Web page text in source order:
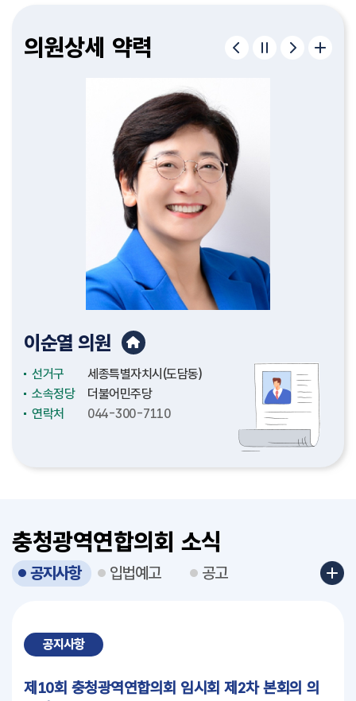
구형서 의원
선거구
충청남도(천안시4)
소속정당
더불어민주당
연락처
041-635-5334
김종욱 의원
선거구
충청남도(논산시2)
소속정당
더불어민주당
연락처
041-635-5156
이병하 의원
선거구
충청남도(천안시2)
소속정당
더불어민주당
연락처
041-635-5226
편삼범 의원
선거구
충청남도(보령시2)
소속정당
국민의힘
연락처
041-635-5327
허철의원
선거구
충청북도(청주시3)
소속정당
더불어민주당
연락처
043-220-5076
정재우 의원
선거구
충청북도(청주시12)
소속정당
더불어민주당
연락처
043-201-5097
김종필 의원
선거구
충청북도(충주시4)
소속정당
국민의힘
연락처
043-220-5133
조중근 의원
선거구
충청북도(충주시3)
소속정당
더불어민주당
연락처
043-220-5142
유인호 의원
선거구
세종특별자치시(보람동)
소속정당
더불어민주당
연락처
044-300-7010
이순열 의원
선거구
세종특별자치시(도담동)
소속정당
더불어민주당
연락처
044-300-7110
윤성규 의원
선거구
세종특별자치시(조치원읍2)
소속정당
더불어민주당
연락처
044-300-7182
김명숙 의원
선거구
세종특별자치시(비례대표)
소속정당
더불어민주당
연락처
044-300-7174
고제열 의원
선거구
대전광역시(중구3)
소속정당
더불어민주당
연락처
042-270-5034
서다운 의원
선거구
대전광역시(서구4)
소속정당
더불어민주당
연락처
042-270-5032
김기흥 의원
선거구
대전광역시(대덕구1)
소속정당
더불어민주당
연락처
042-270-5044
이한영 의원
선거구
대전광역시(서구6)
소속정당
국민의힘
연락처
042-270-5030
충청광역연합의회 소식
공지사항
공지사항
제10회 충청광역연합의회 임시회 제2차 본회의 의
입법예고 공고